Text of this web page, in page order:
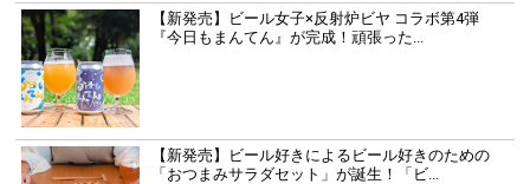
【新発売】ビール女子×反射炉ビヤ コラボ第4弾
『今日もまんてん』が完成！頑張った...
【新発売】ビール好きによるビール好きのための
「おつまみサラダセット」が誕生！「ビ...